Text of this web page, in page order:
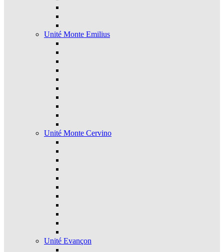
Unité Monte Emilius
Unité Monte Cervino
Unité Evançon